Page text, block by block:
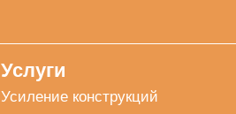
Услуги
Усиление конструкций